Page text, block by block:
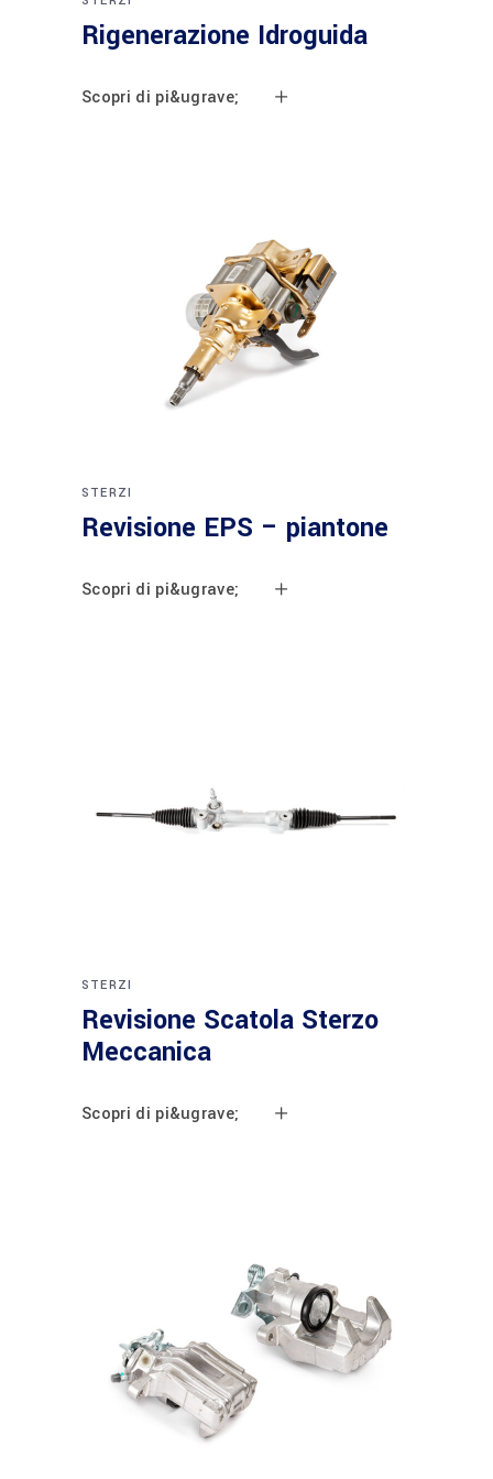
Rigenerazione Idroguida
Scopri di pi&ugrave;
STERZI
Revisione EPS – piantone
Scopri di pi&ugrave;
STERZI
Revisione Scatola Sterzo
Meccanica
Scopri di pi&ugrave;